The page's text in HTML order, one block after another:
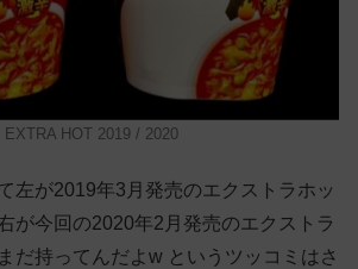
EXTRA HOT 2019 / 2020
左が2019年3月発売のエクストラホッ
が今回の2020年2月発売のエクストラ
だ持ってんだよw というツッコミはさ